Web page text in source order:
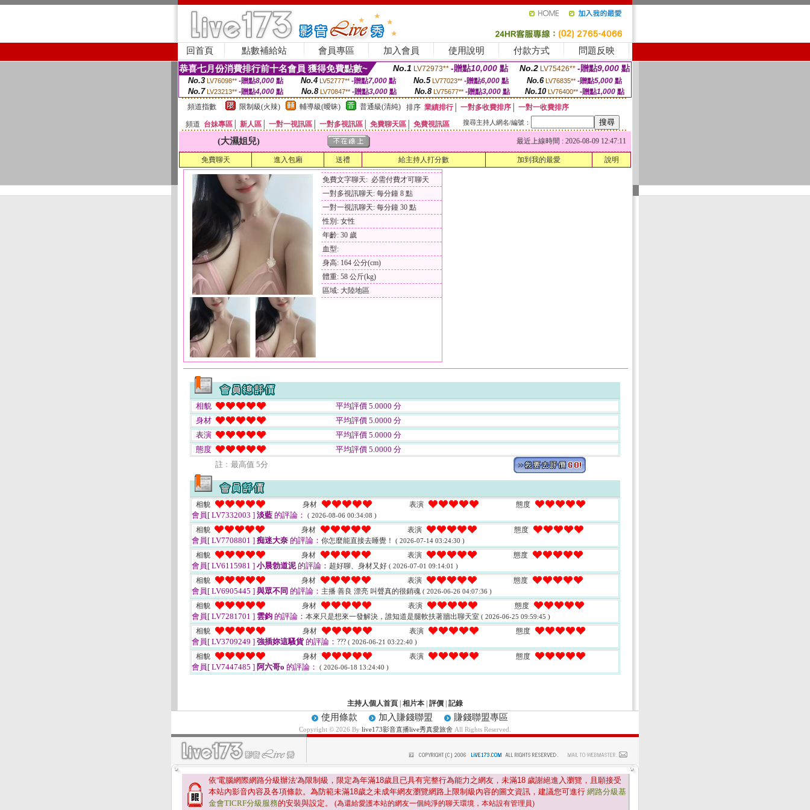
回首頁 點數補給站 會員專區 加入會員 使用說明 付款方式 問題反映
恭喜七月份消費排行前十名會員 獲得免費點數~ No.1 LV72973** -贈點10,000 點 No.2 LV75426** -贈點9,000 點
No.3 LV76098** -贈點8,000點 No.4 LV52777** -贈點7,000點 No.5 LV77023** -贈點6,000點 No.6 LV76835** -贈點5,000點
No.7 LV23213** -贈點4,000 點 No.8 LV70847** -贈點3,000 點 No.8 LV75677** -贈點3,000點 No.10 LV76400** -贈點1,000 點
頻道指數
限制級(火辣) 輔導級(曖昧) 普通級(清純) 排序 業績排行│ 一對多收費排序
一對一收費排序
頻道 台妹專區 新人區 一對一視訊區 一對多視訊區 免費聊天區 免費視訊區 搜尋主持人網名/編號：
(大濕姐兒) 最近上線時間 : 2026-08-09 12:47:11
免費聊天 進入包廂 送禮 給主持人打分數 加到我的最愛 說明
免費文字聊天: 必需付費才可聊天
一對多視訊聊天: 每分鐘 8 點
一對一視訊聊天: 每分鐘 30 點
性別: 女性
年齡: 30 歲
血型:
身高: 164 公分(cm)
體重: 58 公斤(kg)
區域: 大陸地區
相貌
平均評價 5.0000 分
身材
平均評價 5.0000 分
表演
平均評價 5.0000 分
態度
平均評價 5.0000 分
註﹕最高值 5分
相貌 身材 表演 態度
會員[ LV7332003 ] 淡藍 的評論： ( 2026-08-06 00:34:08 )
相貌 身材 表演 態度
會員[ LV7708801 ] 痴迷大奈 的評論： 你怎麼能直接去睡覺！ ( 2026-07-14 03:24:30 )
相貌 身材 表演 態度
會員[ LV6115981 ] 小晨勃道泥的評論： 超好聊、身材又好 ( 2026-07-01 09:14:01 )
相貌 身材 表演 態度
會員[ LV6905445 ] 與眾不同 的評論： 主播 善良 漂亮 叫聲真的很銷魂 ( 2026-06-26 04:07:36 )
相貌 身材 表演 態度
會員[ LV7281701 ] 雲鈞 的評論： 本來只是想來一發解決，誰知道是腿軟扶著牆出聊天室 ( 2026-06-25 09:59:45 )
相貌 身材 表演 態度
會員[ LV3709249 ] 強插妳這騷貨的評論： ??? ( 2026-06-21 03:22:40 )
相貌 身材 表演 態度
會員[ LV7447485 ] 阿六哥o 的評論： ( 2026-06-18 13:24:40 )
主持人個人首頁 相片本 評價 記錄
使用條款 加入賺錢聯盟 賺錢聯盟專區
Copyright © 2026 By live173影音直播live秀真愛旅舍 All Rights Reserved.
依'電腦網際網路分級辦法'為限制級，限定為年滿18歲且已具有完整行為能力之網友，未滿18 歲謝絕進入瀏覽，且願接受
本站內影音內容及各項條款。為防範未滿18歲之未成年網友瀏覽網路上限制級內容的圖文資訊，建議您可進行 網路分級基
金會TICRF分級服務的安裝與設定。 (為還給愛護本站的網友一個純淨的聊天環境，本站設有管理員)